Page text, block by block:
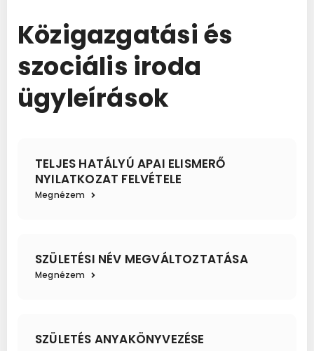
Közigazgatási és
szociális iroda
ügyleírások
TELJES HATÁLYÚ APAI ELISMERŐ
NYILATKOZAT FELVÉTELE
Megnézem
SZÜLETÉSI NÉV MEGVÁLTOZTATÁSA
Megnézem
SZÜLETÉS ANYAKÖNYVEZÉSE